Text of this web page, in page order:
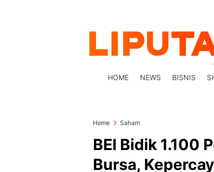
HOME NEWS BISNIS
Home Saham
BEI Bidik 1.100
Bursa,